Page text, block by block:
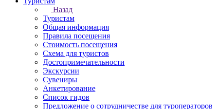
Назад
Туристам
Общая информация
Правила посещения
Стоимость посещения
Схема для туристов
Достопримечательности
Экскурсии
Сувениры
Анкетирование
Список гидов
Предложение о сотрудничестве для туроператоров